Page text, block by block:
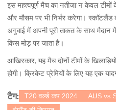
इस महत्वपूर्ण मैच का नतीजा न केवल टीमों
और मौसम पर भी निर्भर करेगा। स्कॉटलैंड
अगुवाई में अपनी पूरी ताकत के साथ
किस मोड़ पर जाता है।
आखिरकार, यह मैच दोनों टीमों के
होगी। क्रिकेट प्रेमियों के लिए यह एक
टैग: T20 वर्ल्ड कप 2024 AUS vs